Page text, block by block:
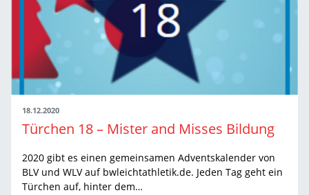
18.12.2020
Türchen 18 – Mister and Misses Bildung
2020 gibt es einen gemeinsamen Adventskalender von
BLV und WLV auf bwleichtathletik.de. Jeden Tag geht ein
Türchen auf, hinter dem…